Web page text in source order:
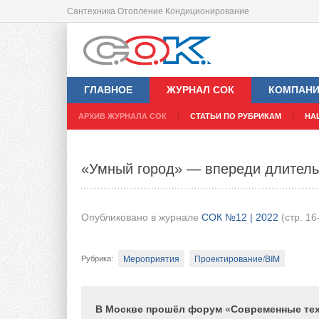
Сантехника Отопление Кондиционирование
ГЛАВНОЕ ЖУРНАЛ СОК
АРХИВ ЖУРНАЛА СОК СТАТЬИ ПО РУБРИКАМ
«Умный город» — впереди
Опубликовано в журнале СОК №12 | 2022 (стр.
Рубрика: Мероприятия Проектирование/BIM
В Москве прошёл форум «Современные
Model Studio CS от ГК «СиСофт»:
Опубликовано в журнале СОК №12 | 2022 (стр.
Тэги: СиСофт (CSoft) , АО CSoft BIM, BEM
Директор по развитию ГК «СиСофт»
Вадим Валерьевич, ни один российский